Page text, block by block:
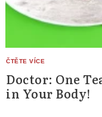
Doctor: One
in Your Body!